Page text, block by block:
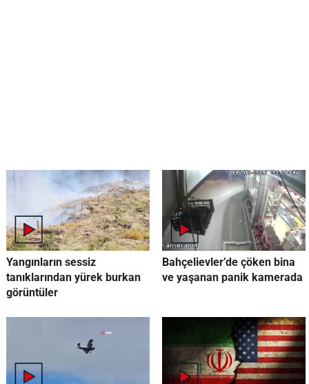
Yangınların sessiz
tanıklarından yürek burkan
görüntüler
Bahçelievler’de çöken bina
ve yaşanan panik kamerada